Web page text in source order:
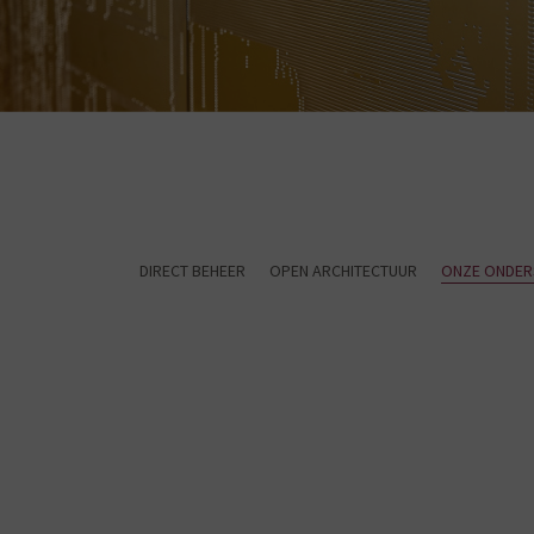
DIRECT BEHEER OPEN ARCHITECTUUR ONZE